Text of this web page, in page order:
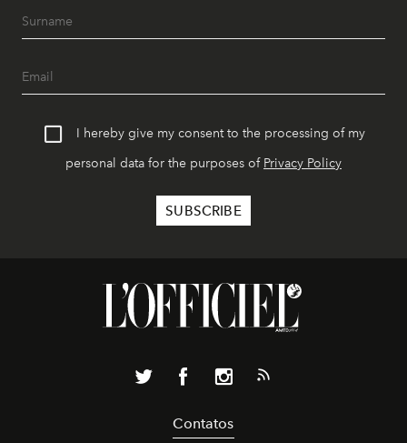
I hereby give my consent to the processing of my
personal data for the purposes of Privacy Policy
Contatos